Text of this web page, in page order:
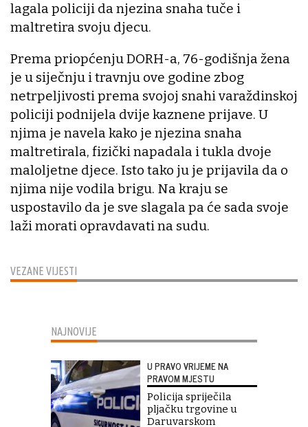
VEZANE VIJESTI
lagala policiji da njezina snaha tuče i
maltretira svoju djecu.
Prema priopćenju DORH-a, 76-godišnja žena
je u siječnju i travnju ove godine zbog
netrpeljivosti prema svojoj snahi varaždinskoj
policiji podnijela dvije kaznene prijave. U
njima je navela kako je njezina snaha
maltretirala, fizički napadala i tukla dvoje
maloljetne djece. Isto tako ju je prijavila da o
njima nije vodila brigu. Na kraju se
uspostavilo da je sve slagala pa će sada svoje
laži morati opravdavati na sudu.
NAJNOVIJE
U PRAVO VRIJEME NA
PRAVOM MJESTU
Policija spriječila
pljačku trgovine u
Daruvarskom